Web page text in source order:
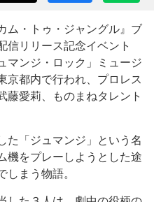
ム・トゥ・ジャングル』ブ
信リリース記念イベント
マンジ・ロック」ミュージ
京都内で行われ、プロレス
藤愛莉、ものまねタレント
「ジュマンジ」という名
機をプレーしようとした途
しまう物語。